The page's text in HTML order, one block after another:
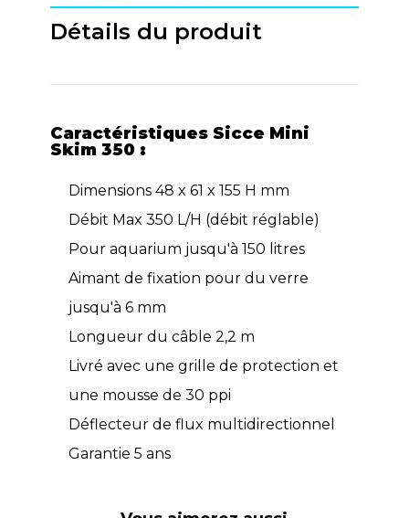
Détails du produit
Caractéristiques Sicce Mini
Skim 350 :
Dimensions 48 x 61 x 155 H mm
Débit Max 350 L/H (débit réglable)
Pour aquarium jusqu'à 150 litres
Aimant de fixation pour du verre
jusqu'à 6 mm
Longueur du câble 2,2 m
Livré avec une grille de protection et
une mousse de 30 ppi
Déflecteur de flux multidirectionnel
Garantie 5 ans